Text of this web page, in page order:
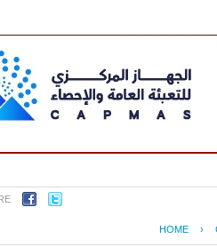
HOME ›